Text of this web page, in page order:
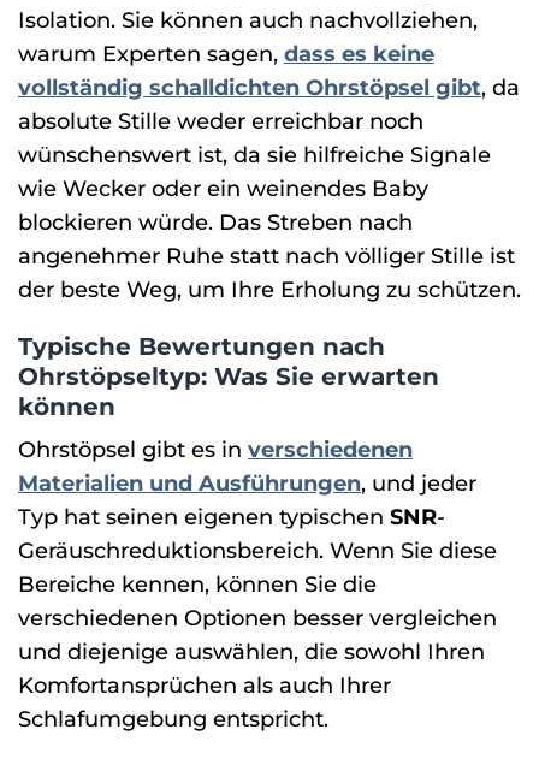
Isolation. Sie können auch nachvollziehen,
warum Experten sagen, dass es keine
vollständig schalldichten Ohrstöpsel gibt, da
absolute Stille weder erreichbar noch
wünschenswert ist, da sie hilfreiche Signale
wie Wecker oder ein weinendes Baby
blockieren würde. Das Streben nach
angenehmer Ruhe statt nach völliger Stille ist
der beste Weg, um Ihre Erholung zu schützen.
Typische Bewertungen nach
Ohrstöpseltyp: Was Sie erwarten
können
Ohrstöpsel gibt es in verschiedenen
Materialien und Ausführungen, und jeder
Typ hat seinen eigenen typischen SNR-
Geräuschreduktionsbereich. Wenn Sie diese
Bereiche kennen, können Sie die
verschiedenen Optionen besser vergleichen
und diejenige auswählen, die sowohl Ihren
Komfortansprüchen als auch Ihrer
Schlafumgebung entspricht.